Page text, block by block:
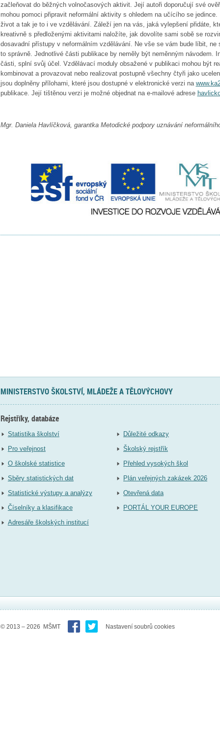
začleňovat do běžných volnočasových aktivit. Její autoři doporučují své
mohou pomoci připravit neformální aktivity s ohledem na učícího se
život a tak je to i ve vzdělávání. Záleží jen na vás, jaká vylepšení přidáte,
kreativně s předloženými aktivitami naložíte, jak dovolíte sami sobě se
dosavadní přístupy v neformálním vzdělávání. Ne vše se vám bude líbit, ne
to správně. Jednotlivé části publikace by neměly být neměnným návodem.
části, splní svůj účel. Vzdělávací moduly obsažené v publikaci mohou být
kombinovat a provazovat nebo realizovat postupně všechny čtyři jako
jsou doplněny přílohami, které jsou dostupné v elektronické verzi na
publikace. Její tištěnou verzi je možné objednat na e-mailové adrese
Mgr. Daniela Havlíčková, garantka Metodické podpory uznávání
MINISTERSTVO ŠKOLSTVÍ, MLÁDEŽE A TĚLOVÝCHOVY
Rejstříky, databáze
Statistika školství
Pro veřejnost
O školské statistice
Sběry statistických dat
Statistické výstupy a analýzy
Číselníky a klasifikace
Adresáře školských institucí
Důležité odkazy
Školský rejstřík
Přehled vysokých škol
Plán veřejných zakázek 2026
Otevřená data
PORTÁL YOUR EUROPE
© 2013 – 2026 MŠMT Nastavení soubrů cookies